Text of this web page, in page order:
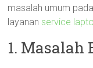
masalah umum
layanan service
1. Masalah